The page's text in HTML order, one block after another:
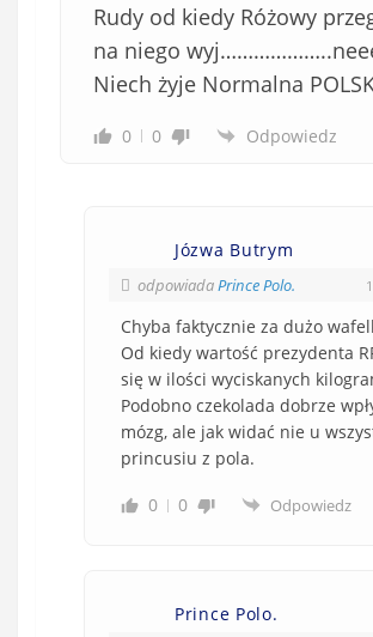
Rudy od kiedy Różowy
na niego
Niech żyje Normalna
0 0 Odpowiedz
Józwa Butrym
odpowiadaPrince Polo.
Chyba faktycznie za dużo
Od kiedy wartość prezydenta
się w ilości wyciskanych
Podobno czekolada dobrze
mózg, ale jak widać nie u
princusiu z pola.
0 0 Odpowiedz
Prince Polo.